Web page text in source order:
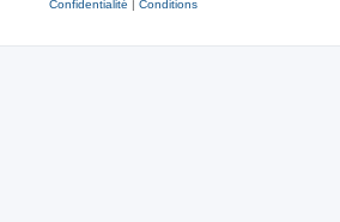
Confidentialité | Conditions